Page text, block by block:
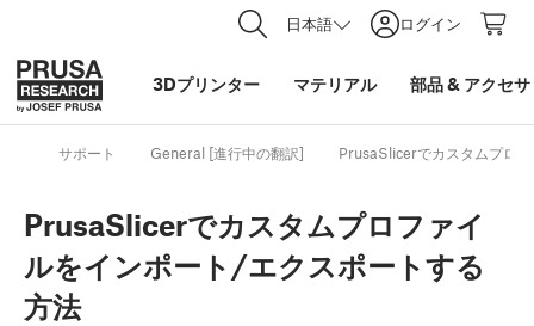
日本語 ログイン
3Dプリンター マテリアル 部品& アクセ
サポート General [進行中の翻訳] PrusaSlicerでカスタムプロ
PrusaSlicerでカスタムプロファイ
ルをインポート/エクスポートする
方法